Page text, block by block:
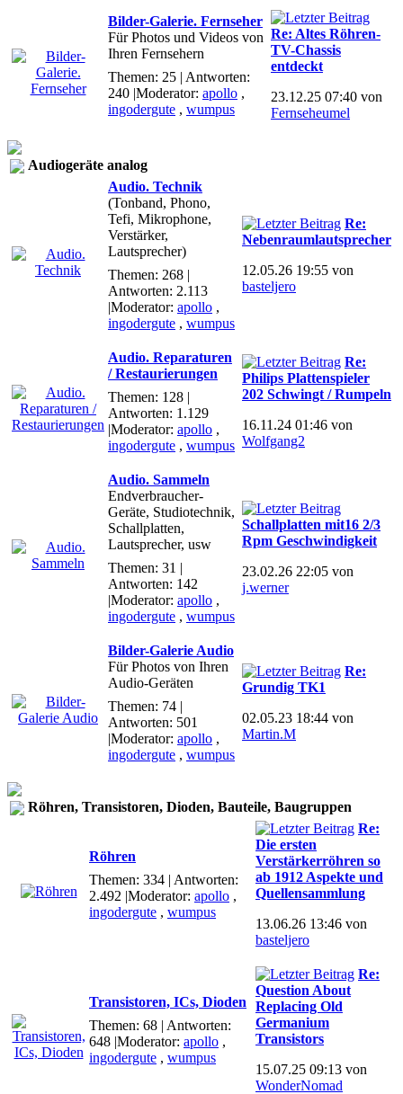
Bilder-Galerie. Fernseher
Für Photos und Videos von
Ihren Fernsehern
Themen: 25 | Antworten:
240 |Moderator: apollo ,
ingodergute , wumpus
Re: Altes Röhren-
TV-Chassis
entdeckt
23.12.25 07:40 von
Fernseheumel
Audiogeräte analog
Audio. Technik
(Tonband, Phono,
Tefi, Mikrophone,
Verstärker,
Lautsprecher)
Themen: 268 |
Antworten: 2.113
|Moderator: apollo ,
ingodergute , wumpus
Re:
Nebenraumlautsprecher
12.05.26 19:55 von
basteljero
Audio. Reparaturen
/ Restaurierungen
Themen: 128 |
Antworten: 1.129
|Moderator: apollo ,
ingodergute , wumpus
Re:
Philips Plattenspieler
202 Schwingt / Rumpeln
16.11.24 01:46 von
Wolfgang2
Audio. Sammeln
Endverbraucher-
Geräte, Studiotechnik,
Schallplatten,
Lautsprecher, usw
Themen: 31 |
Antworten: 142
|Moderator: apollo ,
ingodergute , wumpus
Schallplatten mit16 2/3
Rpm Geschwindigkeit
23.02.26 22:05 von
j.werner
Bilder-Galerie Audio
Für Photos von Ihren
Audio-Geräten
Themen: 74 |
Antworten: 501
|Moderator: apollo ,
ingodergute , wumpus
Re:
Grundig TK1
02.05.23 18:44 von
Martin.M
Röhren, Transistoren, Dioden, Bauteile, Baugruppen
Röhren
Themen: 334 | Antworten:
2.492 |Moderator: apollo ,
ingodergute , wumpus
Re:
Die ersten
Verstärkerröhren so
ab 1912 Aspekte und
Quellensammlung
13.06.26 13:46 von
basteljero
Transistoren, ICs, Dioden
Themen: 68 | Antworten:
648 |Moderator: apollo ,
ingodergute , wumpus
Re:
Question About
Replacing Old
Germanium
Transistors
15.07.25 09:13 von
WonderNomad